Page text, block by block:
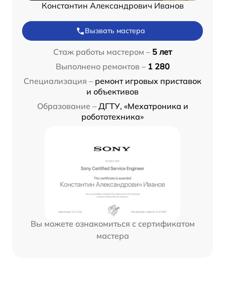
Константин Александрович Иванов
Вызвать мастера
Стаж работы мастером – 5 лет
Выполнено ремонтов – 1 280
Специализация – ремонт игровых приставок
и объективов
Образование – ДГТУ, «Мехатроника и
робототехника»
Вы можете ознакомиться с сертификатом
мастера